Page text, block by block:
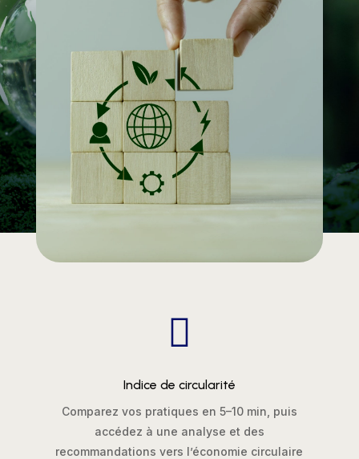

Indice de circularité
Comparez vos pratiques en 5–10 min, puis
accédez à une analyse et des
recommandations vers l’économie circulaire